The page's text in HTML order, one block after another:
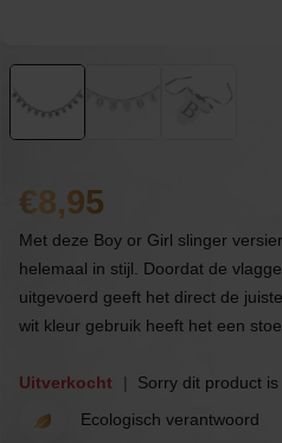
8,95
Met deze Boy or Girl slinger
helemaal in stijl. Doordat de
uitgevoerd geeft het direct de
wit kleur gebruik heeft het een
Uitverkocht
Sorry dit product
Ecologisch verantwoord